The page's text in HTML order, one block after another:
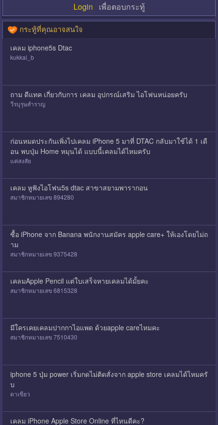
Login เพื่อตอบกระทู้
กระทู้ที่คุณอาจสนใจ
เคลม iphone5s Dtac
kukkai_b
ถาม ดีแทค เกี่ยวกับการ เคลม อุปกรณ์เสริม ไอโฟนหน่อยครับ
วีรบุรุษสำราญ
ก่อนหมดประกันเพิ่งไปเคลม iPhone 5 มาที่ DTAC กลับมาใช้ได้ 1 เดื
อน พบปุ่ม Home หมุนได้ แบบนี้เคลมได้ไหมครับ
แค่สงสัย
เคลม หูฟังไอโฟน5s dtac สาขาสยามพารากอน
สมาชิกหมายเลข 894280
ซื้อ iPhone จาก Banana พนักงานสมัคร apple care+ ให้เองโดยไม่ถ
าม
สมาชิกหมายเลข 9375428
เคลมApple Pencil แต่ใบเสร็จหายเคลมได้มั้ยคะ
สมาชิกหมายเลข 6815328
มีใครเคยเคลมปากกาไอแพด ด้วยapple careไหมคะ
สมาชิกหมายเลข 7510430
iphone 5 ปุ่ม power เริ่มกดไม่ติดสั่งจาก apple store เคลมได้ไหมครั
บ
ตาเขียว
เคลม iPhone Apple Store Online ที่ไหนดีคะ?